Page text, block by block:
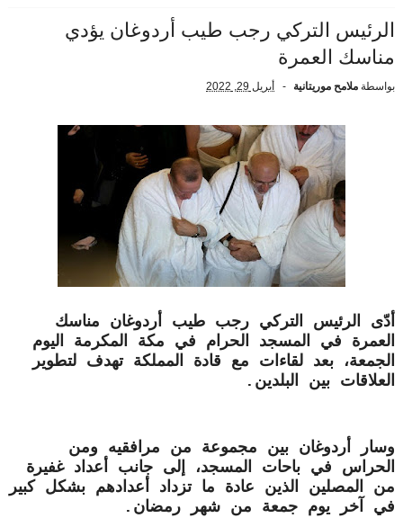
الرئيس التركي رجب طيب أردوغان يؤدي
مناسك العمرة
بواسطة ملامح موريتانية أبريل 29, 2022
أدّى الرئيس التركي رجب طيب أردوغان مناسك
العمرة في المسجد الحرام في مكة المكرمة اليوم
الجمعة، بعد لقاءات مع قادة المملكة تهدف لتطوير
العلاقات بين البلدين.
وسار أردوغان بين مجموعة من مرافقيه ومن
الحراس في باحات المسجد، إلى جانب أعداد غفيرة
من المصلين الذين عادة ما تزداد أعدادهم بشكل كبير
في آخر يوم جمعة من شهر رمضان.